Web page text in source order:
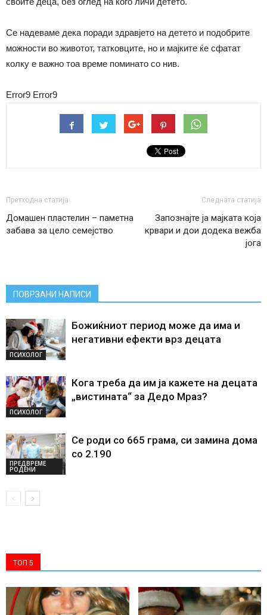
Се надеваме дека поради здравјето на детето и подобрите
можности во животот, татковците, но и мајките ќе сфатат
колку е важно тоа време поминато со нив.
Error9 Error9
Претходна статија
Домашен пластелин – паметна
забава за цело семејство
Следната статија
Запознајте ја мајката која
крвари и дои додека вежба
јога
ПОВРЗАНИ НАПИСИ
ПСИХОЛОГ
Божиќниот период може да има и
негативни ефекти врз децата
ПСИХОЛОГ
Кога треба да им ја кажете на децата
„вистината“ за Дедо Мраз?
ПРЕДВРЕМЕ
РОДЕНИ
Се роди со 665 грама, си замина дома
со 2.190
ТОП 5